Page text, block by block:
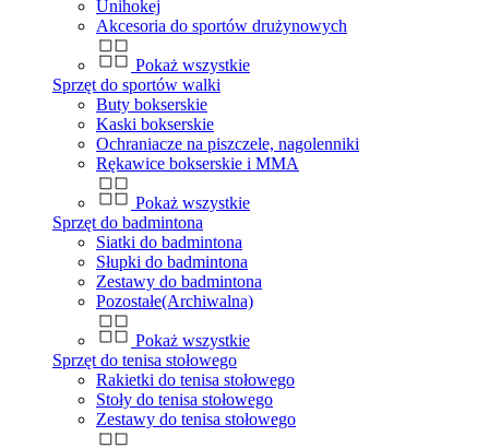
Unihokej
Akcesoria do sportów drużynowych
Pokaż wszystkie
Sprzęt do sportów walki
Buty bokserskie
Kaski bokserskie
Ochraniacze na piszczele, nagolenniki
Rękawice bokserskie i MMA
Pokaż wszystkie
Sprzęt do badmintona
Siatki do badmintona
Słupki do badmintona
Zestawy do badmintona
Pozostałe(Archiwalna)
Pokaż wszystkie
Sprzęt do tenisa stołowego
Rakietki do tenisa stołowego
Stoły do tenisa stołowego
Zestawy do tenisa stołowego